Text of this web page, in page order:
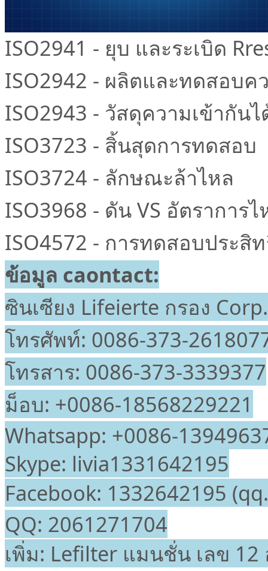
ISO2941 - ยุบ และระเบิด
ISO2942 - ผลิตและทดสอบค
ISO2943 - วัสดุความเข้ากันไ
ISO3723 - สิ้นสุดการทดสอบ
ISO3724 - ลักษณะล้าไหล
ISO3968 - ดันVS อัตราการไ
ISO4572 - การทดสอบประสิ
ข้อมูล caontact:
ซินเซียง Lifeierte กรอง Corp.
โทรศัพท์: 0086-373-
โทรสาร: 0086-373-3339377
ม็อบ: +0086-18568229221
Whatsapp: +0086-
Skype: livia1331642195
Facebook: 1332642195
QQ: 2061271704
เพิ่ม: Lefilter แมนชั่น เลข 12